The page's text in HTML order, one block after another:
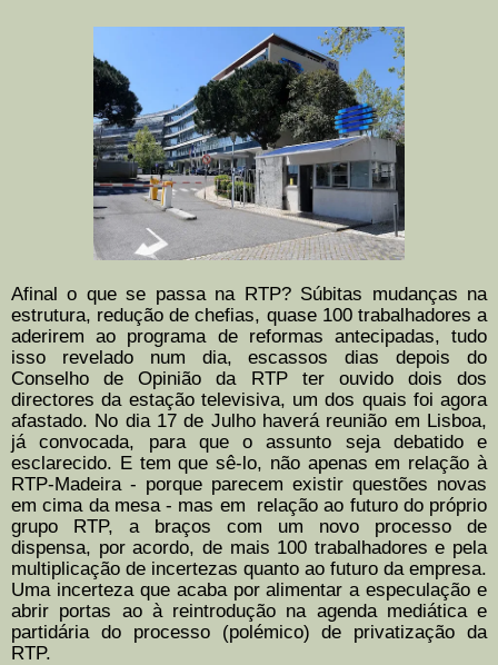
Afinal o que se passa na RTP? Súbitas mudanças na
estrutura, redução de chefias, quase 100 trabalhadores a
aderirem ao programa de reformas antecipadas, tudo
isso revelado num dia, escassos dias depois do
Conselho de Opinião da RTP ter ouvido dois dos
directores da estação televisiva, um dos quais foi agora
afastado. No dia 17 de Julho haverá reunião em Lisboa,
já convocada, para que o assunto seja debatido e
esclarecido. E tem que sê-lo, não apenas em relação à
RTP-Madeira - porque parecem existir questões novas
em cima da mesa - mas em relação ao futuro do próprio
grupo RTP, a braços com um novo processo de
dispensa, por acordo, de mais 100 trabalhadores e pela
multiplicação de incertezas quanto ao futuro da empresa.
Uma incerteza que acaba por alimentar a especulação e
abrir portas ao à reintrodução na agenda mediática e
partidária do processo (polémico) de privatização da
RTP.